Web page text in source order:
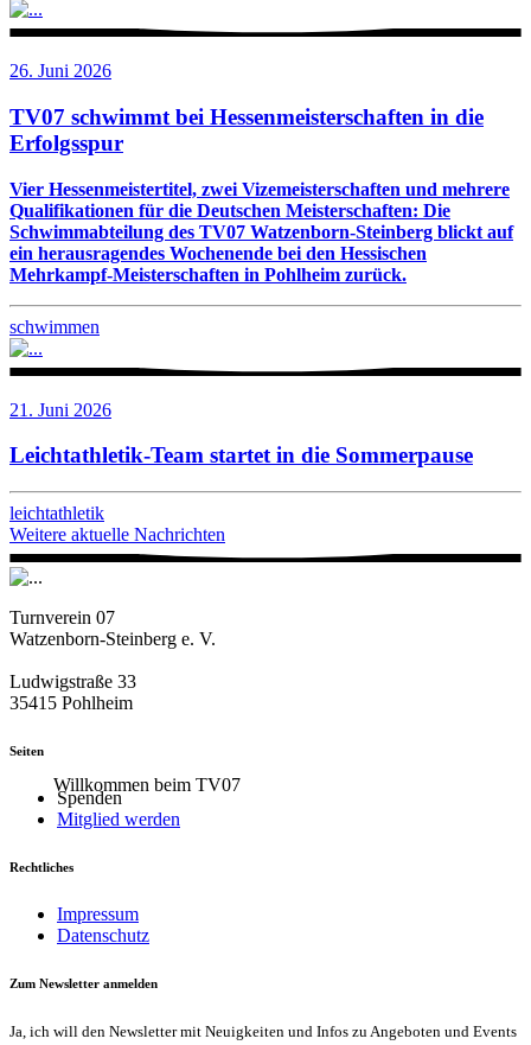
Willkommen beim TV07
26. Juni 2026
TV07 schwimmt bei Hessenmeisterschaften in die
Erfolgsspur
Vier Hessenmeistertitel, zwei Vizemeisterschaften und mehrere
Qualifikationen für die Deutschen Meisterschaften: Die
Schwimmabteilung des TV07 Watzenborn-Steinberg blickt auf
ein herausragendes Wochenende bei den Hessischen
Mehrkampf-Meisterschaften in Pohlheim zurück.
schwimmen
21. Juni 2026
Leichtathletik-Team startet in die Sommerpause
leichtathletik
Weitere aktuelle Nachrichten
Turnverein 07
Watzenborn-Steinberg e. V.
Ludwigstraße 33
35415 Pohlheim
Seiten
Spenden
Mitglied werden
Rechtliches
Impressum
Datenschutz
Zum Newsletter anmelden
Ja, ich will den Newsletter mit Neuigkeiten und Infos zu Angeboten und Events